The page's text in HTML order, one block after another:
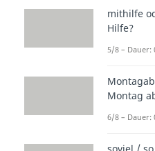
mithilfe
Hilfe?
5/8 – Dauer:
Montag
6/8 – Dauer: